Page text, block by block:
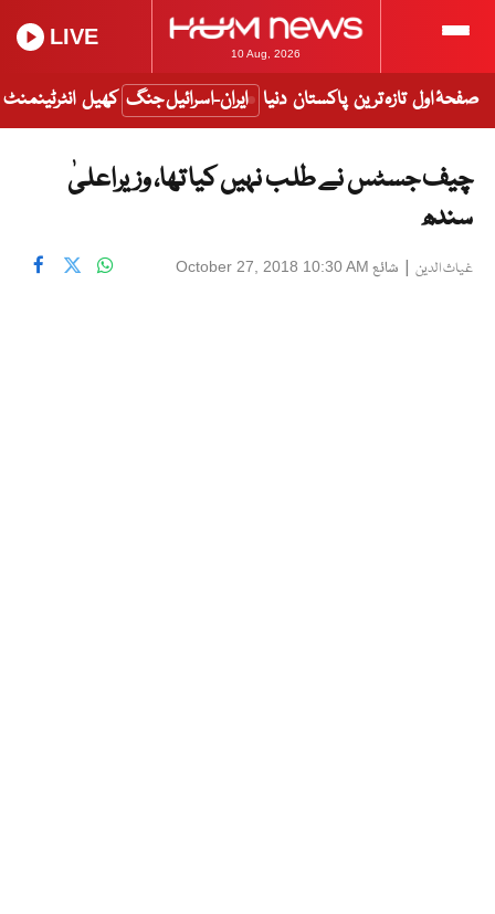
10 Aug, 2026
LIVE
صفحۂ اول تازہ ترین پاکستان دنیا ایران-اسرائیل جنگ کھیل انٹرٹینمنٹ
چیف جسٹس نے طلب نہیں کیا تھا، وزیراعلیٰ
سندھ
غیاث الدین | شائع October 27, 2018 10:30 AM